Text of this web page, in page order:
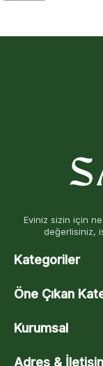
Eviniz sizin için
değerlisiniz,
Kategoriler
Öne Çıkan
Kurumsal
Adres &